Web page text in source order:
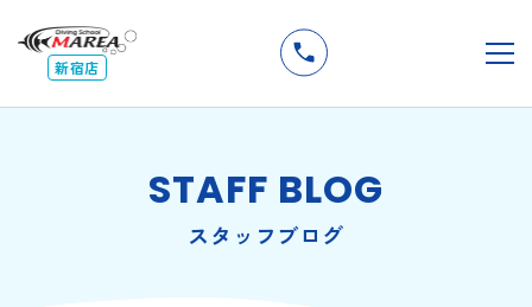
新宿店
STAFF BLOG
スタッフブログ